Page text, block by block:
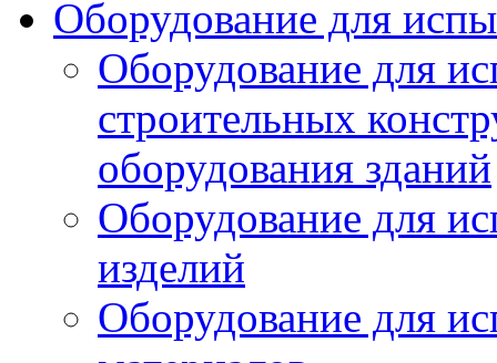
Оборудование для
Оборудование для
строительных
оборудования зданий
Оборудование для
изделий
Оборудование для